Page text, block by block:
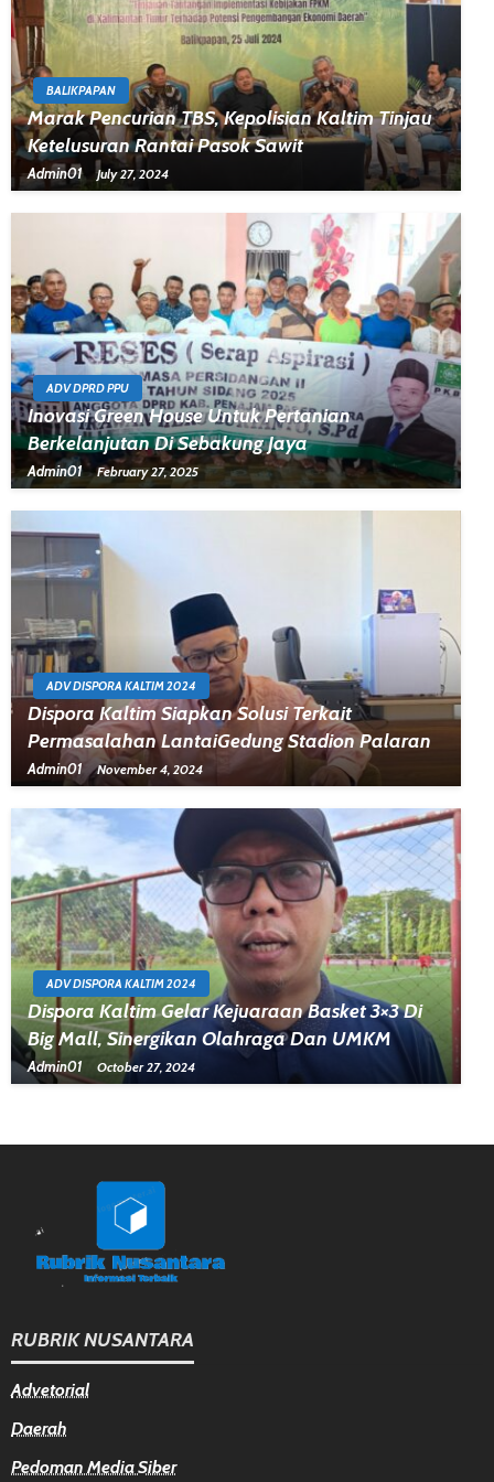
BALIKPAPAN
Marak Pencurian TBS, Kepolisian Kaltim Tinjau
Ketelusuran Rantai Pasok Sawit
Admin01 July 27, 2024
ADV DPRD PPU
Inovasi Green House Untuk Pertanian
Berkelanjutan Di Sebakung Jaya
Admin01 February 27, 2025
ADV DISPORA KALTIM 2024
Dispora Kaltim Siapkan Solusi Terkait
Permasalahan LantaiGedung Stadion Palaran
Admin01 November 4, 2024
ADV DISPORA KALTIM 2024
Dispora Kaltim Gelar Kejuaraan Basket 3×3 Di
Big Mall, Sinergikan Olahraga Dan UMKM
Admin01 October 27, 2024
RUBRIK NUSANTARA
Advetorial
Daerah
Pedoman Media Siber